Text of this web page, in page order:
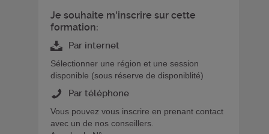
Je souhaite m'inscrire sur cette
formation:
Par internet
Sélectionner une région et une session
disponible (sous réserve de disponiblité)
Par téléphone
Vous pouvez vous inscrire en prenant contact
avec un de nos conseillers.